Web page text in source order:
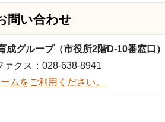
問い合わせ
成グループ（市役所2階D-10番窓口
クス：028-638-8941
ムをご利用ください。